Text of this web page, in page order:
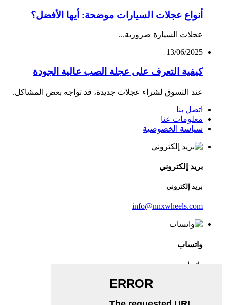
أنواع عجلات السيارات موضحة: أيها الأفضل؟
عجلات السيارة ضرورية...
13/06/2025
كيفية التعرف على عجلة الصب عالية الجودة
عند التسوق لشراء عجلات جديدة، قد تواجه بعض المشاكل.
اتصل بنا
معلومات عنا
سياسة الخصوصية
بريد إلكتروني
بريد إلكتروني
info@nnxwheels.com
واتساب
واتساب